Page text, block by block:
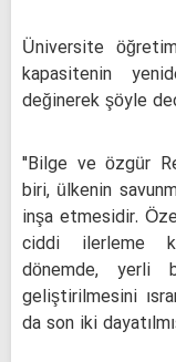
Üniversite
kapasitenin
değinerek şöyle
"Bilge ve özgür
biri, ülkenin
inşa etmesidir.
ciddi ilerleme
dönemde, yerli
geliştirilmesini
da son iki